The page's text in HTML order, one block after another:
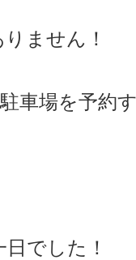
ません！
車場を予約す
でした！